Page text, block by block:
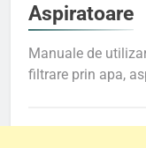
Aspiratoare
Manuale de
filtrare prin apa,